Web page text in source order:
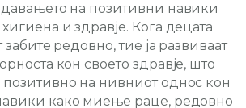
на позитивни навики
и здравје. Кога децата
забите редовно, тие ја развиваат
кон своето здравје, што
на нивниот однос кон
како миење раце, редовно